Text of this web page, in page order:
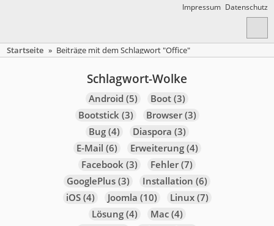
Impressum Datenschutz
Startseite » Beiträge mit dem Schlagwort "Office"
Schlagwort-Wolke
Android (5) Boot(3)
Bootstick(3) Browser(3)
Bug(4) Diaspora (3)
E-Mail (6) Erweiterung(4)
Facebook(3) Fehler(7)
GooglePlus(3) Installation (6)
iOS(4) Joomla (10) Linux(7)
Lösung(4) Mac(4)